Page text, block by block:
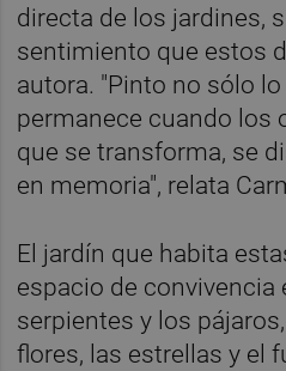
directa de los jardines,
sentimiento que estos
autora. "Pinto no sólo
permanece cuando los
que se transforma, se
en memoria", relata
El jardín que habita
espacio de convivencia
serpientes y los
flores, las estrellas y el